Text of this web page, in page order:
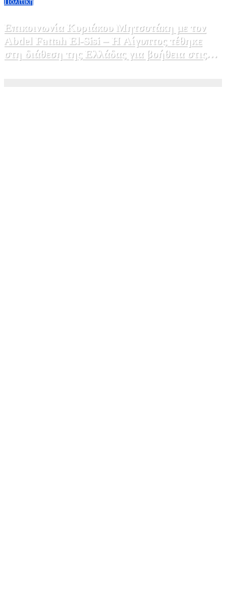
Επικοινωνία Κυριάκου Μητσοτάκη με τον
Abdel Fattah El-Sisi – Η Αίγυπτος τέθηκε
στη διάθεση της Ελλάδας για βοήθεια στις